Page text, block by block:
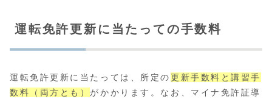
運転免許更新に当たっての手数料
運転免許更新に当たっては、所定の更新手数料と講習手
数料（両方とも） がかかります。なお、マイナ免許証導